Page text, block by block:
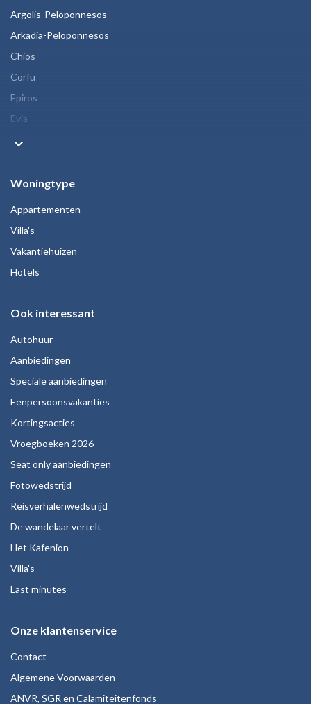
Argolis-Peloponnesos
Arkadia-Peloponnesos
Chios
Corfu
Epiros
Evia
keyboard_arrow_down
Woningtype
Appartementen
Villa's
Vakantiehuizen
Hotels
Ook interessant
Autohuur
Aanbiedingen
Speciale aanbiedingen
Eenpersoonsvakanties
Kortingsacties
Vroegboeken 2026
Seat only aanbiedingen
Fotowedstrijd
Reisverhalenwedstrijd
De wandelaar vertelt
Het Kafenion
Villa's
Last minutes
Onze klantenservice
Contact
Algemene Voorwaarden
ANVR, SGR en Calamiteitenfonds